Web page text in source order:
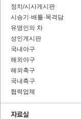
정치/시사게시판
시승기·배틀·목격담
유명인의 차
성인게시판
국내야구
해외야구
해외축구
국내축구
협력업체